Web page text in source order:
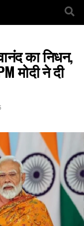
का निधन,
मोदी ने दी